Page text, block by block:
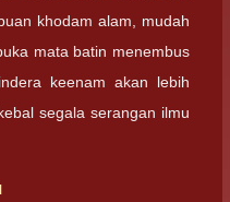
khodam alam, mudah
mata batin menembus
keenam akan lebih
segala serangan ilmu